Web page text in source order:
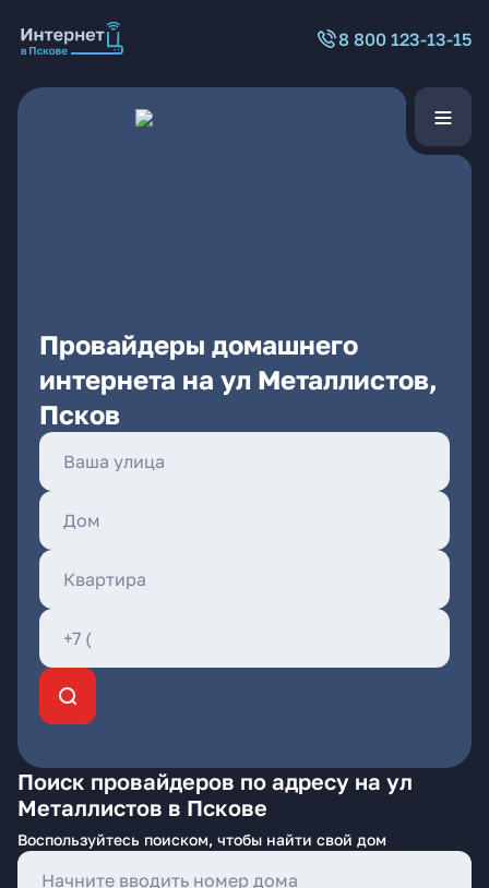
8 800 123-13-15
Провайдеры домашнего
интернета на ул Металлистов,
Псков
Поиск провайдеров по адресу на ул
Металлистов в Пскове
Воспользуйтесь поиском, чтобы найти свой дом